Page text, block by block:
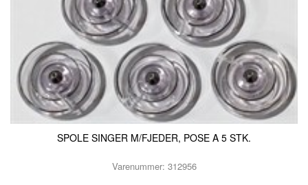
SPOLE SINGER M/FJEDER, POSE A 5 STK.
Varenummer: 312956